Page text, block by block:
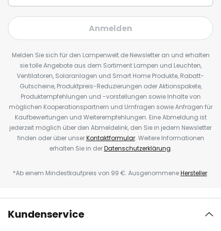
Anmelden
Melden Sie sich für den Lampenwelt.de Newsletter an und erhalten
sie tolle Angebote aus dem Sortiment Lampen und Leuchten,
Ventilatoren, Solaranlagen und Smart Home Produkte, Rabatt-
Gutscheine, Produktpreis-Reduzierungen oder Aktionspakete,
Produktempfehlungen und -vorstellungen sowie Inhalte von
möglichen Kooperationspartnern und Umfragen sowie Anfragen für
Kaufbewertungen und Weiterempfehlungen. Eine Abmeldung ist
jederzeit möglich über den Abmeldelink, den Sie in jedem Newsletter
finden oder über unserKontaktformular. Weitere Informationen
erhalten Sie in derDatenschutzerklärung.
*Ab einem Mindestkaufpreis von 99 €. AusgenommeneHersteller.
Kundenservice